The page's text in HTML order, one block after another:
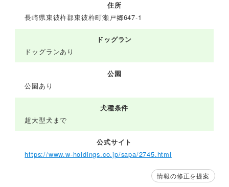
住所
長崎県東彼杵郡東彼杵町瀬戸郷647-1
ドッグラン
ドッグランあり
公園
公園あり
犬種条件
超大型犬まで
公式サイト
https://www.w-holdings.co.jp/sapa/2745.html
情報の修正を提案